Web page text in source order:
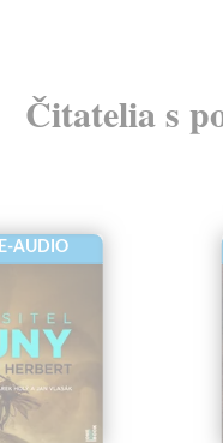
Čitatelia s
E-AUDIO